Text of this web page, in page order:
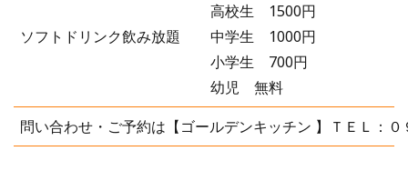
ソフトドリンク飲み放題
高校生 1500円
中学生 1000円
小学生 700円
幼児 無料
問い合わせ・ご予約は【ゴールデンキッチン 】ＴＥＬ：